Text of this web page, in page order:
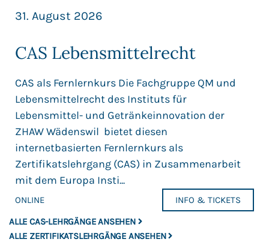
ALLE CAS-LEHRGÄNGE ANSEHEN
ALLE ZERTIFIKATSLEHRGÄNGE ANSEHEN
31. August 2026
CAS Lebensmittelrecht
CAS als Fernlernkurs Die Fachgruppe QM und
Lebensmittelrecht des Instituts für
Lebensmittel- und Getränkeinnovation der
ZHAW Wädenswil bietet diesen
internetbasierten Fernlernkurs als
Zertifikatslehrgang (CAS) in Zusammenarbeit
mit dem Europa Insti...
ONLINE INFO & TICKETS